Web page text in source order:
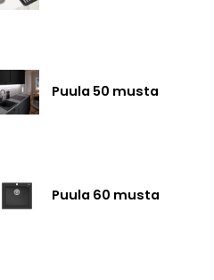
Puula 50 musta
Puula 60 musta